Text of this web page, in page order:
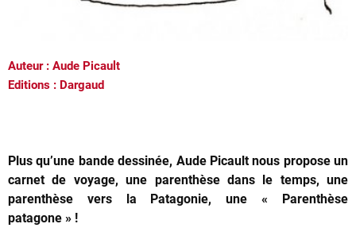
Auteur : Aude Picault
Editions : Dargaud
Plus qu’une bande dessinée, Aude Picault nous propose un
carnet de voyage, une parenthèse dans le temps, une
parenthèse vers la Patagonie, une « Parenthèse
patagone » !